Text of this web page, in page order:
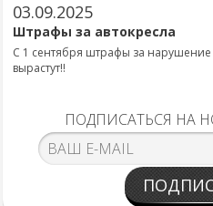
03.09.2025
Штрафы за автокресла
С 1 сентября штрафы за нарушение
вырастут!!
ПОДПИСАТЬСЯ НА